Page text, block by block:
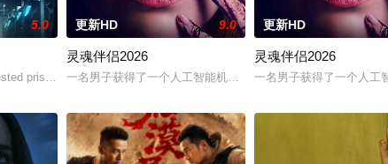
5.0
prisons full of violence and abuse are a dim and distant memory. Now
更新HD 9.0
灵魂伴侣2026
一名男子获得了一个人工智能机器人，以应对刚刚去世的妻子
更新HD
灵魂伴侣2026
一名男子获得了一个人工